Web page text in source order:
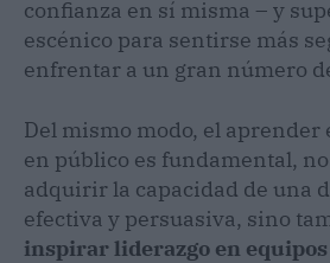
confianza en sí misma – y
escénico para sentirse más
enfrentar a un gran número
Del mismo modo, el aprender
en público es fundamental,
adquirir la capacidad de una
efectiva y persuasiva, sino
inspirar liderazgo en